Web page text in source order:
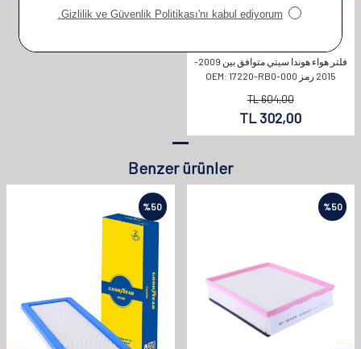
فلتر هواء هوندا سيتي متوافق بين 2009-
2015 رمز OEM: 17220-RB0-000
604,00
TL
302,00
TL
Benzer ürünler
%50
%50